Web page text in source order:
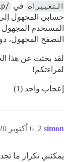
التغييرات في /g/anons/manage/membership
حسابي المجهول
المستخدم
التصفح المجهول،
لقد بحثت عن هذا
لقراءتكم!
إعجاب واحد (1)
simon 6 أكتوبر 2020، 12:00ص 2
يمكنني تكرار ما